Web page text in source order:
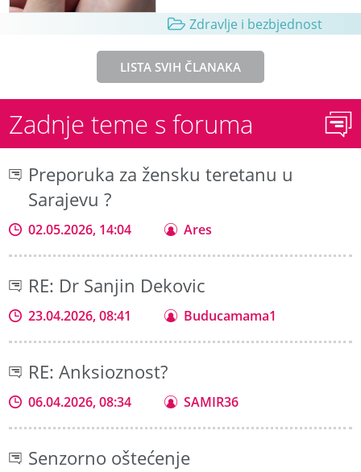
Zdravlje i bezbjednost
LISTA SVIH ČLANAKA
Zadnje teme s foruma
Preporuka za žensku teretanu u
Sarajevu ?
02.05.2026, 14:04 Ares
RE: Dr Sanjin Dekovic
23.04.2026, 08:41 Buducamama1
RE: Anksioznost?
06.04.2026, 08:34 SAMIR36
Senzorno oštećenje